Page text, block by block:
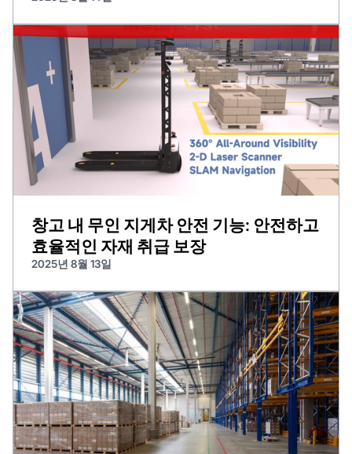
창고 내 무인 지게차 안전 기능: 안전하고
효율적인 자재 취급 보장
2025년 8월 13일